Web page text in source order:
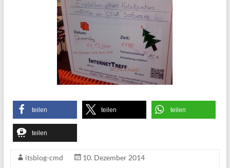
teilen teilen teilen
teilen
itsblog-cmd
10. Dezember 2014